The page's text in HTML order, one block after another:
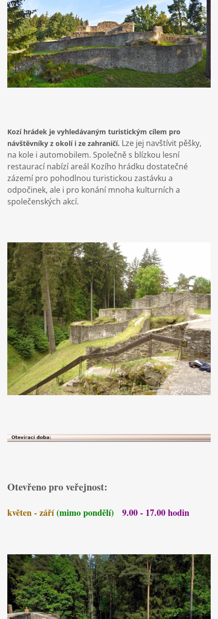
Kozí hrádek je vyhledávaným turistickým cílem pro
návštěvníky z okolí i ze zahraničí. Lze jej navštívit pěšky,
na kole i automobilem. Společně s blízkou lesní
restaurací nabízí areál Kozího hrádku dostatečné
zázemí pro pohodlnou turistickou zastávku a
odpočinek, ale i pro konání mnoha kulturních a
společenských akcí.
Otevřeno pro veřejnost:
květen - září(mimo pondělí) 9.00 - 17.00 hodin